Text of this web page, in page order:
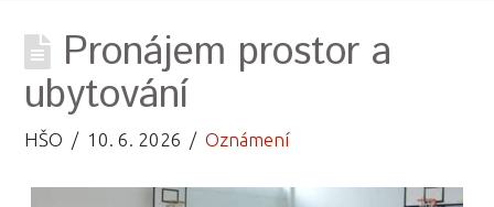
Pronájem prostor a
ubytování
HŠO 10. 6. 2026 Oznámení